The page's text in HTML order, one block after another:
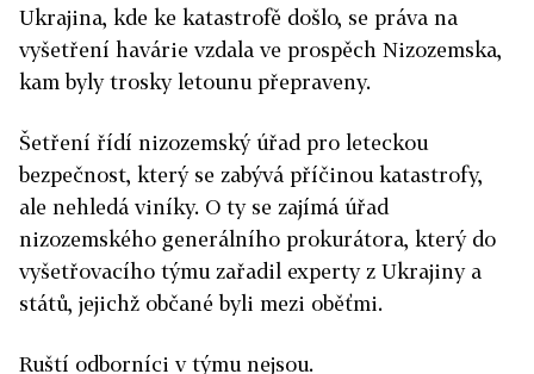
Ukrajina, kde ke katastrofě došlo, se práva na
vyšetření havárie vzdala ve prospěch Nizozemska,
kam byly trosky letounu přepraveny.
Šetření řídí nizozemský úřad pro leteckou
bezpečnost, který se zabývá příčinou katastrofy,
ale nehledá viníky. O ty se zajímá úřad
nizozemského generálního prokurátora, který do
vyšetřovacího týmu zařadil experty z Ukrajiny a
států, jejichž občané byli mezi oběťmi.
Ruští odborníci v týmu nejsou.